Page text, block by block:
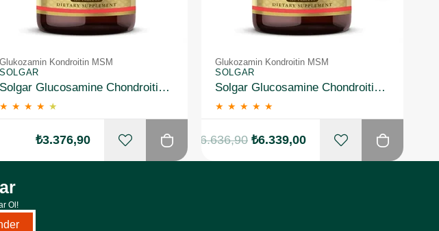
Glukozamin Kondroitin MSM
SOLGAR
Solgar Glucosamine Chondroitin MSM 120 Tablet
★ ★ ★ ★ ★
₺3.376,90
Glukozamin Kondroitin MSM
SOLGAR
Solgar Glucosamine Chondroitin MSM 120 Tablet 2 Adet
★ ★ ★ ★ ★
₺6.339,00
₺6.636,90
Ol!